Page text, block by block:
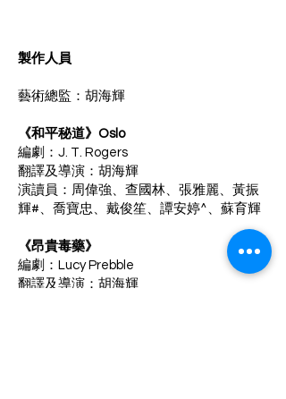
製作人員
藝術總監：胡海輝
《和平秘道》Oslo
編劇：J. T. Rogers
翻譯及導演：胡海輝
演讀員：周偉強、查國林、張雅麗、黃振
輝#、喬寶忠、戴俊笙、譚安婷^、蘇育輝
《昂貴毒藥》
編劇：Lucy Prebble
翻譯及導演：胡海輝